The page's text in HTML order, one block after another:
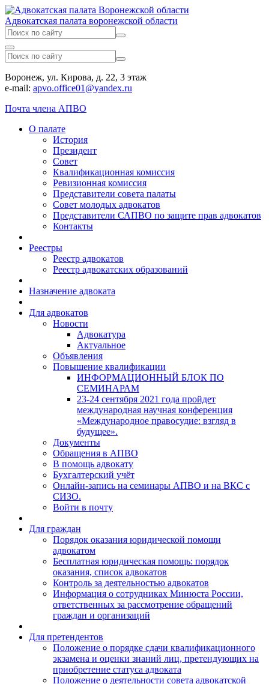
Адвокатская палата воронежской области
Воронеж, ул. Кирова, д. 22, 3 этаж
e-mail: apvo.office01@yandex.ru
Почта члена АПВО
О палате
История
Президент
Совет
Квалификационная комиссия
Ревизионная комиссия
Представители совета палаты
Совет молодых адвокатов
Представители САПВО по защите прав адвокатов
Контакты
Реестры
Реестр адвокатов
Реестр адвокатских образований
Назначение адвоката
Для адвокатов
Новости
Адвокатура
Актуальное
Объявления
Повышение квалификации
ИНФОРМАЦИОННЫЙ БЛОК ПО
СЕМИНАРАМ
23-24 сентября 2021 года пройдет
международная научная конференция
«Международное правосудие: взгляд в
будущее».
Документы
Обращения в АПВО
В помощь адвокату
Бухгалтерский учёт
Онлайн-запись на семинары АПВО и на ВКС с
СИЗО.
Войти в почту
Для граждан
Порядок оказания юридической помощи
адвокатом
Бесплатная юридическая помощь: порядок
оказания, список адвокатов
Контроль за деятельностью адвокатов
Информация о сотрудниках Минюста России,
ответственных за рассмотрение обращений
граждан и организаций
Для претендентов
Положение о порядке сдачи квалификационного
экзамена и оценки знаний лиц, претендующих на
приобретение статуса адвоката
Положение о деятельности совета адвокатской